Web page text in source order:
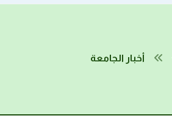
أخبار الجامعة